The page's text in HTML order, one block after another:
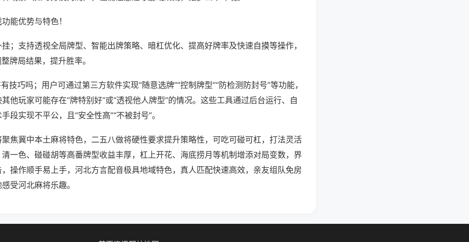
能优势与特色！
；支持透视全局牌型、智能出牌策略、暗杠优化、提高好牌率及快速自摸等操作，
牌局结果，提升胜率。
技巧吗；用户可通过第三方软件实现“随意选牌”“控制牌型”“防检测防封号”等功能，
他玩家可能存在“牌特别好”或“透视他人牌型”的情况。这些工具通过后台运行、自
段实现不平公，且“安全性高”“不被封号”。
焦冀中本土麻将特色，二五八做将硬性要求提升策略性，可吃可碰可杠，打法灵活
一色、碰碰胡等高番牌型收益丰厚，杠上开花、海底捞月等机制增添对局变数，界
操作顺手易上手，河北方言配音极具地域特色，真人匹配快速高效，亲友组队免房
受河北麻将乐趣。